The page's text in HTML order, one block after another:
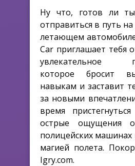
Ну что, готов ли
отправиться в путь
летающем
Car приглашает тебя
увлекательное
которое бросит
навыкам и заставит
за новыми
время
острые ощущения
полицейских машинах
магией полета.
Igry.com.